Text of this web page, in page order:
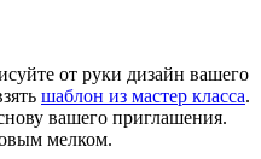
от руки дизайн вашего
шаблон из мастер класса.
вашего приглашения.
мелком.